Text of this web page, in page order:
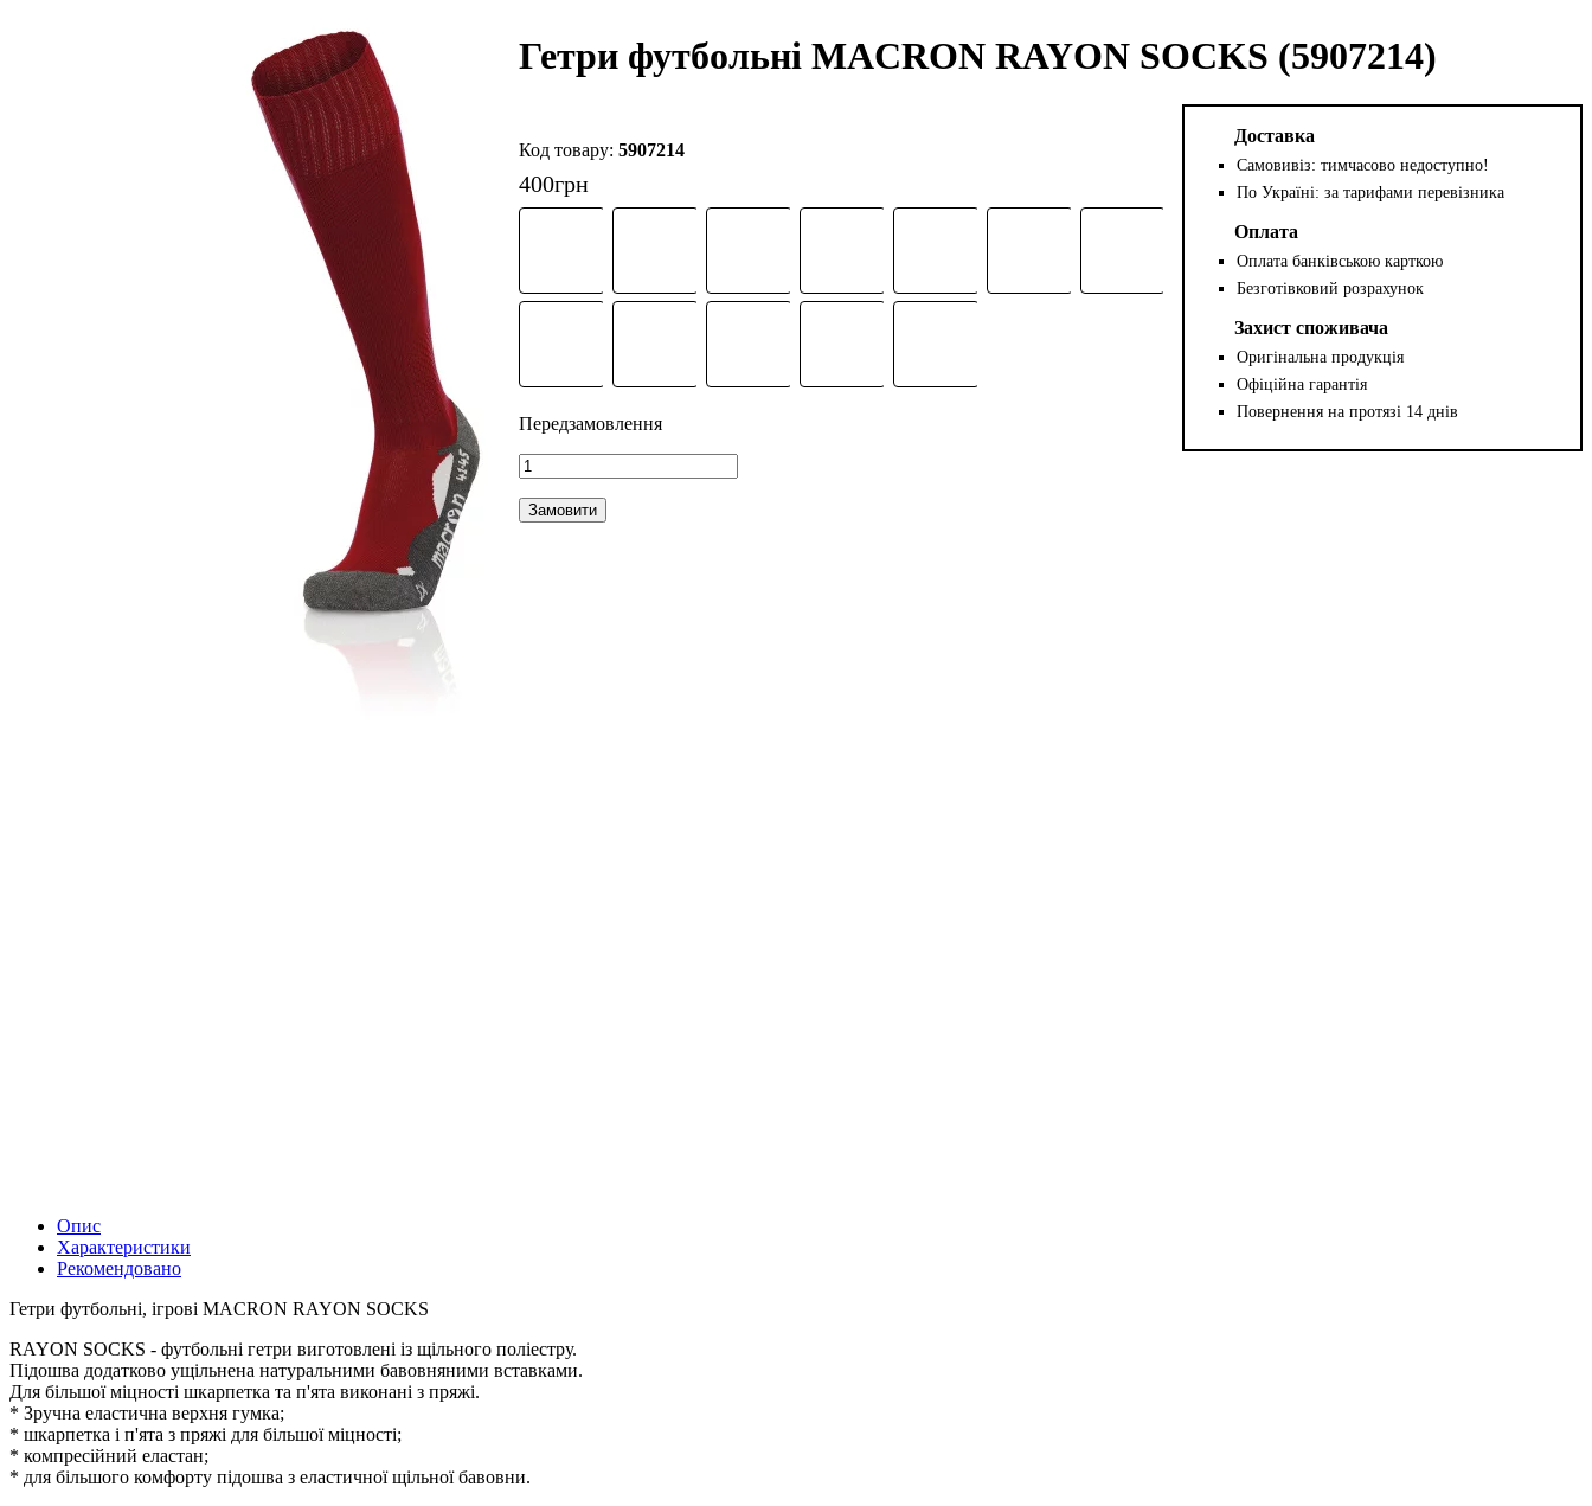
Гетри футбольні MACRON RAYON SOCKS (5907214)
5907214
400грн
Замовити
Доставка
Самовивіз: тимчасово недоступно!
По Україні: за тарифами перевізника
Оплата
Оплата банківською карткою
Безготівковий розрахунок
Захист споживача
Оригінальна продукція
Офіційна гарантія
Повернення на протязі 14 днів
Опис
Характеристики
Рекомендовано
Гетри футбольні, ігрові MACRON RAYON SOCKS
RAYON SOCKS - футбольні гетри виготовлені із щільного поліестру.
Підошва додатково ущільнена натуральними бавовняними вставками.
Для більшої міцності шкарпетка та п'ята виконані з пряжі.
* Зручна еластична верхня гумка;
* шкарпетка і п'ята з пряжі для більшої міцності;
* компресійний еластан;
* для більшого комфорту підошва з еластичної щільної бавовни.